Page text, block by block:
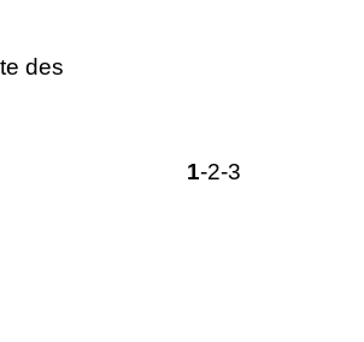
des
1-2-3